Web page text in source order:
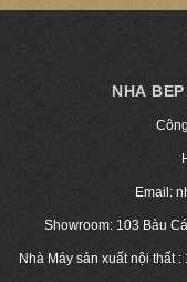
NHA
Email:
Showroom: 103 Bàu
Nhà Máy sản xuất nội thất